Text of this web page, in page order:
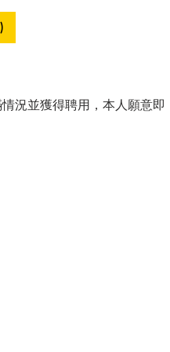
況並獲得聘用，本人願意即